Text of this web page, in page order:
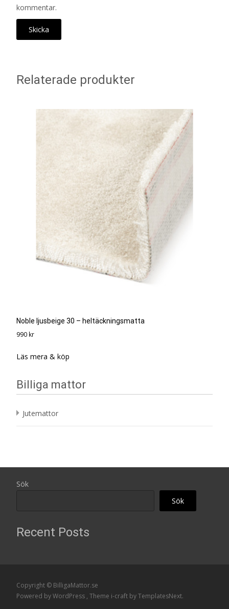
kommentar.
Relaterade produkter
Noble ljusbeige 30 – heltäckningsmatta
990 kr
Läs mera & köp
Billiga mattor
Jutemattor
Sök
Sök
Recent Posts
Copyright © BilligaMattor.se
Powered by WordPress , Theme i-craft by TemplatesNext.